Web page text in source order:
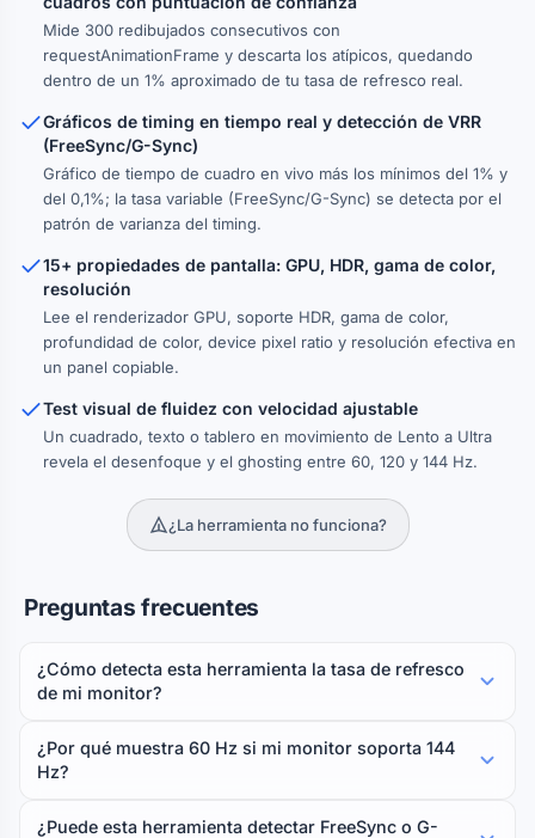
Mide 300 redibujados consecutivos con
requestAnimationFrame y descarta los atípicos, quedando
dentro de un 1% aproximado de tu tasa de refresco real.
Gráficos de timing en tiempo real y detección de VRR
(FreeSync/G-Sync)
Gráfico de tiempo de cuadro en vivo más los mínimos del 1% y
del 0,1%; la tasa variable (FreeSync/G-Sync) se detecta por el
patrón de varianza del timing.
15+ propiedades de pantalla: GPU, HDR, gama de color,
resolución
Lee el renderizador GPU, soporte HDR, gama de color,
profundidad de color, device pixel ratio y resolución efectiva en
un panel copiable.
Test visual de fluidez con velocidad ajustable
Un cuadrado, texto o tablero en movimiento de Lento a Ultra
revela el desenfoque y el ghosting entre 60, 120 y 144 Hz.
¿La herramienta no funciona?
Preguntas frecuentes
¿Cómo detecta esta herramienta la tasa de refresco
de mi monitor?
¿Por qué muestra 60 Hz si mi monitor soporta 144
Hz?
¿Puede esta herramienta detectar FreeSync o G-